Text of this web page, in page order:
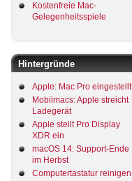
Kostenfreie Mac-
Gelegenheitsspiele
Hintergründe
Apple: Mac Pro eingestellt
Mobilmacs: Apple streicht
Ladegerät
Apple stellt Pro Display
XDR ein
macOS 14: Support-Ende
im Herbst
Computertastatur reinigen